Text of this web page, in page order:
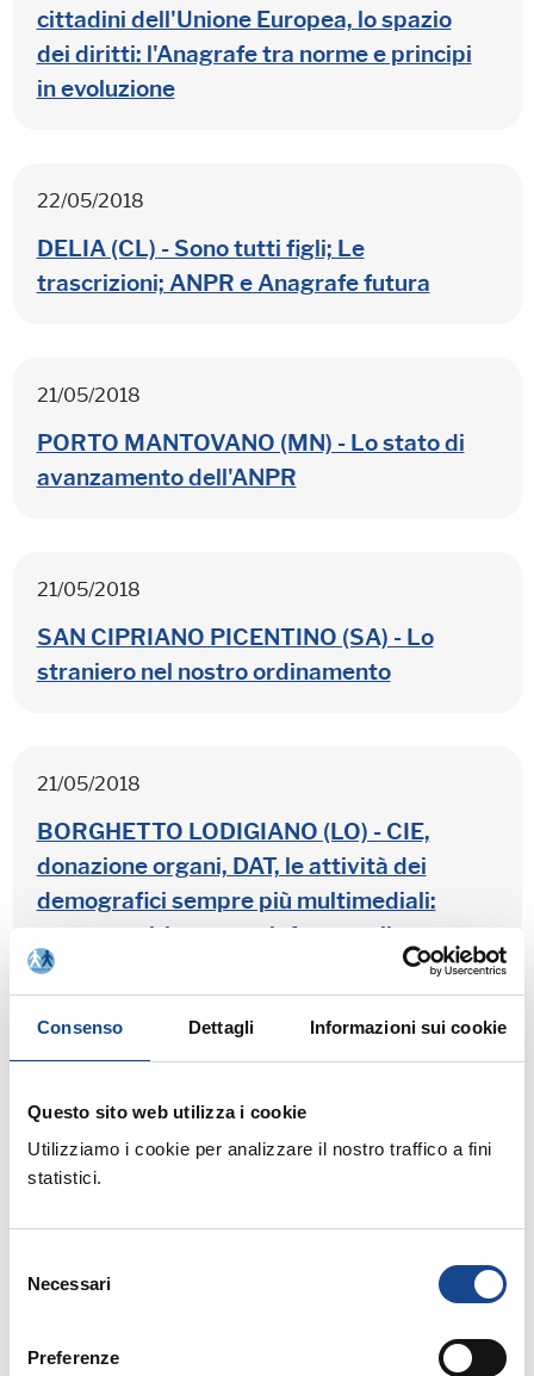
Consenso Dettagli Informazioni sui cookie
Questo sito web utilizza i cookie
Utilizziamo i cookie per analizzare il nostro traffico a fini
statistici.
delNecessari
Preferenze
cittadini dell'Unione Europea, lo spazio
dei diritti: l'Anagrafe tra norme e principi
in evoluzione
22/05/2018
DELIA (CL) - Sono tutti figli; Le
trascrizioni; ANPR e Anagrafe futura
21/05/2018
PORTO MANTOVANO (MN) - Lo stato di
avanzamento dell'ANPR
21/05/2018
SAN CIPRIANO PICENTINO (SA) - Lo
straniero nel nostro ordinamento
21/05/2018
BORGHETTO LODIGIANO (LO) - CIE,
donazione organi, DAT, le attività dei
demografici sempre più multimediali:
come gestirle e come informare il
cittadino
MONTECCHIO MAGGIORE (VI) - La
gestione dei cittadini comunitari
21/05/2018
risponde agli operatori